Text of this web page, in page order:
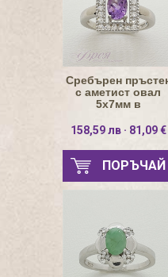
Сребърен
с аметист овал
5х7мм в
158,59 лв · 81,09 €
ПОРЪЧАЙ